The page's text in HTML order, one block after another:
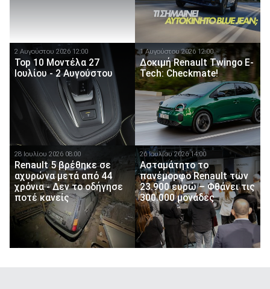
2 Αυγούστου 2026 12:00
Top 10 Μοντέλα 27
Ιουλίου - 2 Αυγούστου
1 Αυγούστου 2026 12:00
Δοκιμή Renault Twingo E-
Tech: Checkmate!
28 Ιουλίου 2026 08:00
Renault 5 βρέθηκε σε
αχυρώνα μετά από 44
χρόνια - Δεν το οδήγησε
ποτέ κανείς
26 Ιουλίου 2026 14:00
Ασταμάτητο το
πανέμορφο Renault των
23.900 ευρώ – Φθάνει τις
300.000 μονάδες